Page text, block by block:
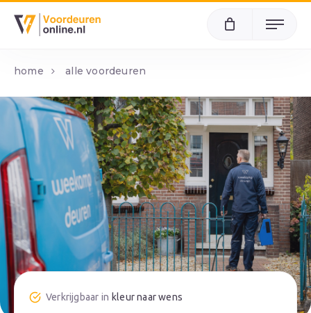
Menu
home alle voordeuren
kleur naar wens